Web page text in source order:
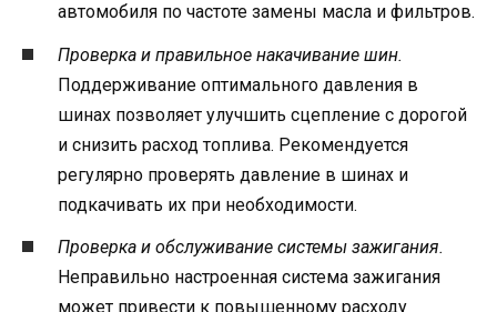
автомобиля по частоте замены масла и фильтров.
Проверка и правильное накачивание шин.
Поддерживание оптимального давления в
шинах позволяет улучшить сцепление с дорогой
и снизить расход топлива. Рекомендуется
регулярно проверять давление в шинах и
подкачивать их при необходимости.
Проверка и обслуживание системы зажигания.
Неправильно настроенная система зажигания
может привести к повышенному расходу